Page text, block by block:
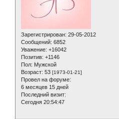
Зарегистрирован: 29-05-2012
Сообщений: 6852
Уважение: +16042
Позитив: +1146
Пол: Мужской
Возраст: 53 [1973-01-21]
Провел на форуме:
6 месяцев 15 дней
Последний визит:
Сегодня 20:54:47